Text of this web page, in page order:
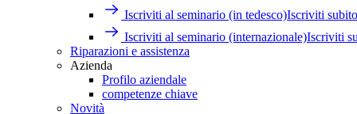
Iscriviti al seminario (in tedesco)Iscriviti
Iscriviti al seminario (internazionale)Iscriviti
Riparazioni e assistenza
Azienda
Profilo aziendale
competenze chiave
Novità